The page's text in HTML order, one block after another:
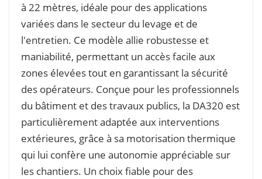
à 22 mètres, idéale pour des applications
variées dans le secteur du levage et de
l'entretien. Ce modèle allie robustesse et
maniabilité, permettant un accès facile aux
zones élevées tout en garantissant la sécurité
des opérateurs. Conçue pour les professionnels
du bâtiment et des travaux publics, la DA320 est
particulièrement adaptée aux interventions
extérieures, grâce à sa motorisation thermique
qui lui confère une autonomie appréciable sur
les chantiers. Un choix fiable pour des